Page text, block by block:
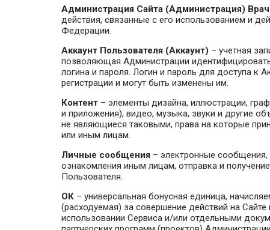
Администрация Сайта (Администрация)
действия, связанные с его использованием и
Федерации.
Аккаунт Пользователя (Аккаунт) – учетная
позволяющая Администрации
логина и пароля. Логин и пароль для доступа к
регистрации и могут быть изменены им.
Контент – элементы дизайна, иллюстрации,
и приложения), видео, музыка, звуки и другие
не являющиеся таковыми, права на которые
или иным лицам.
Личные сообщения – электронные
ознакомления иным лицам, отправка и
Пользователя.
ОК – универсальная бонусная единица,
(расходуемая) за совершение действий на
использовании Сервиса и/или отдельными